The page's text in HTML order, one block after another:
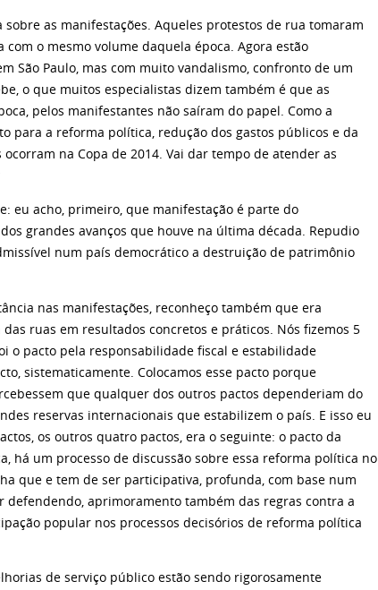
as manifestações. Aqueles protestos de rua tomaram
o mesmo volume daquela época. Agora estão
São Paulo, mas com muito vandalismo, confronto de um
o que muitos especialistas dizem também é que as
pelos manifestantes não saíram do papel. Como a
para a reforma política, redução dos gastos públicos e da
na Copa de 2014. Vai dar tempo de atender as
eu acho, primeiro, que manifestação é parte do
grandes avanços que houve na última década. Repudio
num país democrático a destruição de patrimônio
nas manifestações, reconheço também que era
ruas em resultados concretos e práticos. Nós fizemos 5
o pacto pela responsabilidade fiscal e estabilidade
sistematicamente. Colocamos esse pacto porque
que qualquer dos outros pactos dependeriam do
reservas internacionais que estabilizem o país. E isso eu
os outros quatro pactos, era o seguinte: o pacto da
há um processo de discussão sobre essa reforma política no
que e tem de ser participativa, profunda, com base num
defendendo, aprimoramento também das regras contra a
popular nos processos decisórios de reforma política
de serviço público estão sendo rigorosamente